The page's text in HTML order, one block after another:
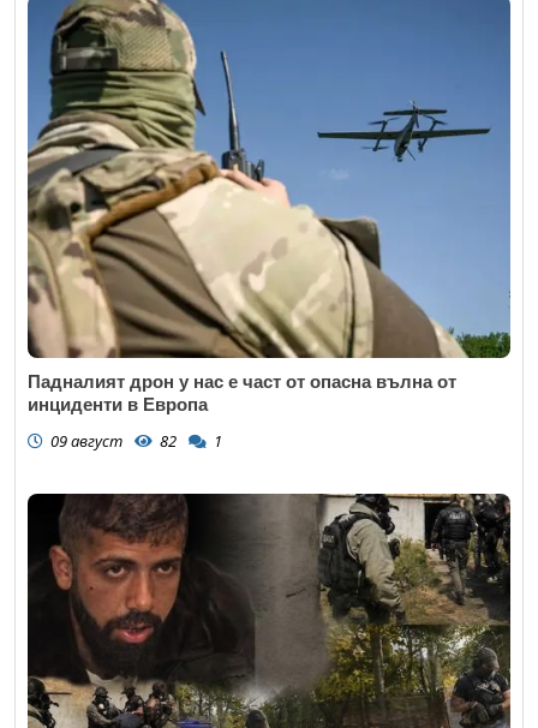
Падналият дрон у нас е част от опасна вълна от
инциденти в Европа
09 август 82 1